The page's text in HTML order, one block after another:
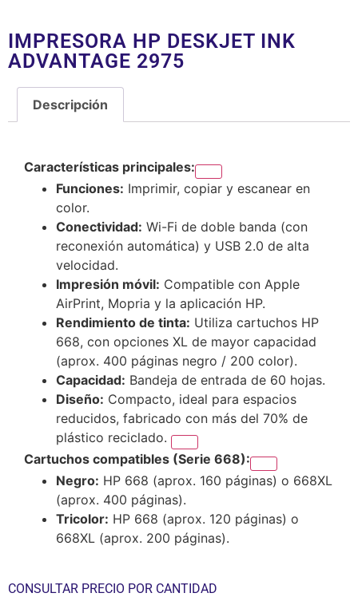
IMPRESORA HP DESKJET INK
ADVANTAGE 2975
Descripción
Características principales:
Funciones: Imprimir, copiar y escanear en
color.
Conectividad: Wi-Fi de doble banda (con
reconexión automática) y USB 2.0 de alta
velocidad.
Impresión móvil: Compatible con Apple
AirPrint, Mopria y la aplicación HP.
Rendimiento de tinta: Utiliza cartuchos HP
668, con opciones XL de mayor capacidad
(aprox. 400 páginas negro / 200 color).
Capacidad: Bandeja de entrada de 60 hojas.
Diseño: Compacto, ideal para espacios
reducidos, fabricado con más del 70% de
plástico reciclado.
Cartuchos compatibles (Serie 668):
Negro: HP 668 (aprox. 160 páginas) o 668XL
(aprox. 400 páginas).
Tricolor: HP 668 (aprox. 120 páginas) o
668XL (aprox. 200 páginas).
CONSULTAR PRECIO POR CANTIDAD